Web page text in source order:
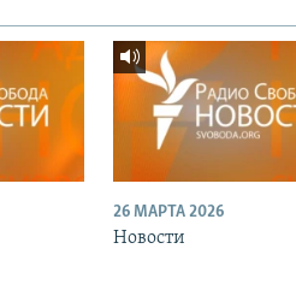
26 МАРТА 2026
Новости